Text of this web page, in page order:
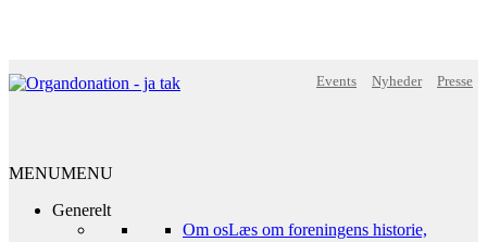
Events Nyheder Presse
MENUMENU
Generelt
Om osLæs om foreningens historie,